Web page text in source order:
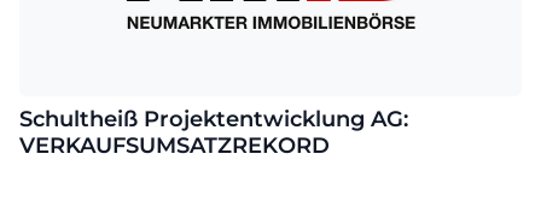
Schultheiß Projektentwicklung AG:
VERKAUFSUMSATZREKORD